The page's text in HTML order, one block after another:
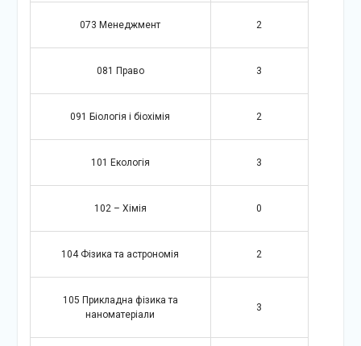
073 Менеджмент 2
081 Право 3
091 Біологія і біохімія 2
101 Екологія 3
102 – Хімія 0
104 Фізика та астрономія 2
105 Прикладна фізика та
наноматеріали
3